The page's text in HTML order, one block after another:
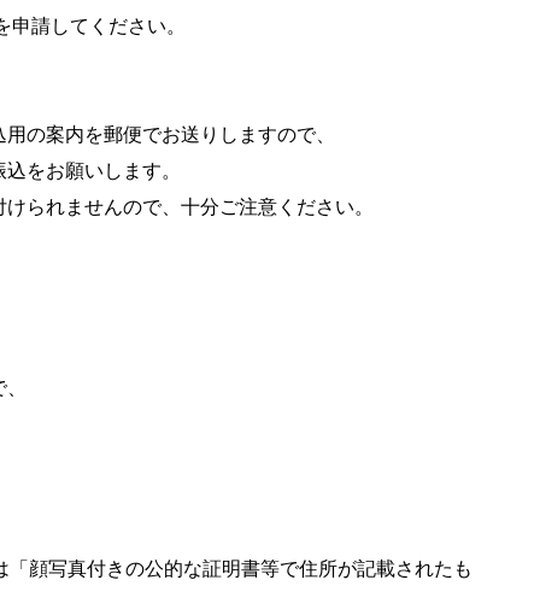
請してください。
の案内を郵便でお送りしますので、
をお願いします。
られませんので、十分ご注意ください。
顔写真付きの公的な証明書等で住所が記載されたも